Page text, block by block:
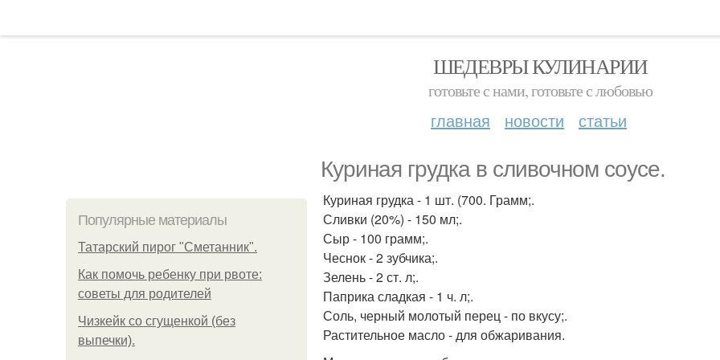
ШЕДЕВРЫ КУЛИНАРИИ
готовьте с нами, готовьте с любовью
главная новости статьи
Куриная грудка в сливочном соусе.
Популярные материалы
Татарский пирог "Сметанник".
Как помочь ребенку при рвоте:
советы для родителей
Чизкейк со сгущенкой (без
выпечки).
Куриная грудка - 1 шт. (700. Грамм;.
Сливки (20%) - 150 мл;.
Сыр - 100 грамм;.
Чеснок - 2 зубчика;.
Зелень - 2 ст. л;.
Паприка сладкая - 1 ч. л;.
Соль, черный молотый перец - по вкусу;.
Растительное масло - для обжаривания.